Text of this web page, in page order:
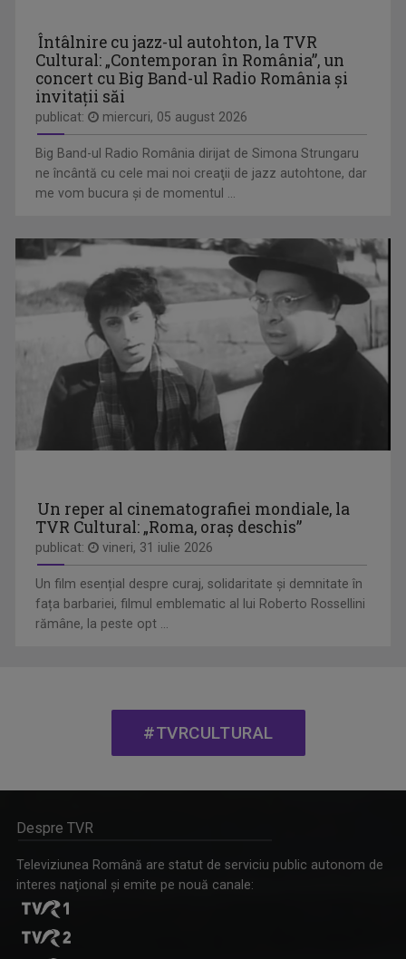
ETNIKULT
În fiecare marți și vineri, de la ora 14:30, ...
OMUL ȘI TIMPUL
Luni, de la ora 22.00, sărbătorim cea de-a ...
Întâlnire cu jazz-ul autohton, la TVR
Cultural: „Contemporan în România”, un
concert cu Big Band-ul Radio România şi
invitaţii săi
publicat: miercuri, 05 august 2026
Big Band-ul Radio România dirijat de Simona Strungaru
ne încântă cu cele mai noi creaţii de jazz autohtone, dar
me vom bucura şi de momentul ...
Un reper al cinematografiei mondiale, la
TVR Cultural: „Roma, oraș deschis”
publicat: vineri, 31 iulie 2026
Un film esențial despre curaj, solidaritate și demnitate în
fața barbariei, filmul emblematic al lui Roberto Rossellini
rămâne, la peste opt ...
#TVRCULTURAL
Despre TVR
Televiziunea Română are statut de serviciu public autonom de
interes naţional şi emite pe nouă canale: